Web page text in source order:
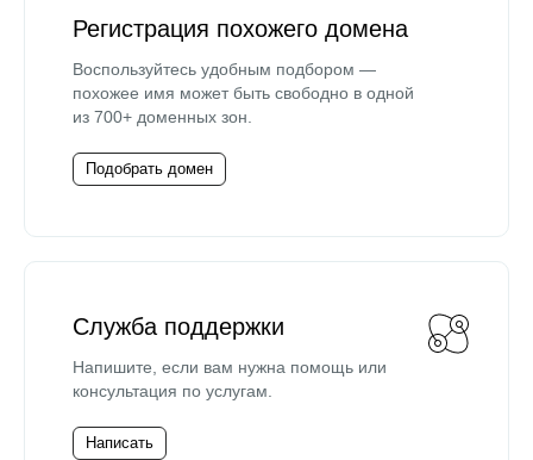
Регистрация похожего домена
Воспользуйтесь удобным подбором —
похожее имя может быть свободно в одной
из 700+ доменных зон.
Подобрать домен
Служба поддержки
Напишите, если вам нужна помощь или
консультация по услугам.
Написать